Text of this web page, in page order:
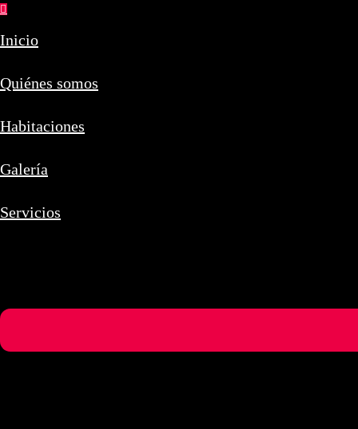
Inicio
Quiénes somos
Habitaciones
Galería
Servicios